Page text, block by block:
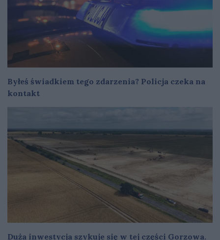
Byłeś świadkiem tego zdarzenia? Policja czeka na
kontakt
Duża inwestycja szykuje się w tej części Gorzowa.